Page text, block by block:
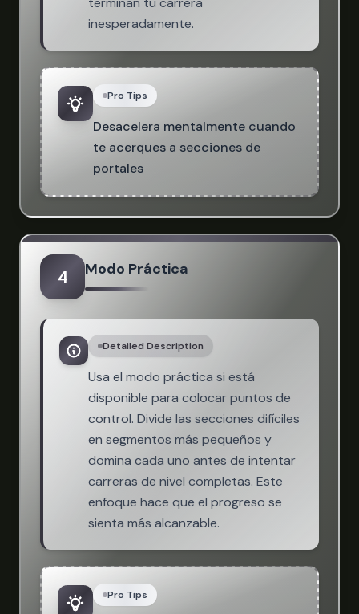
inesperadamente.
Pro Tips
Desacelera mentalmente cuando
te acerques a secciones de
portales
4 Modo Práctica
Detailed Description
Usa el modo práctica si está
disponible para colocar puntos de
control. Divide las secciones difíciles
en segmentos más pequeños y
domina cada uno antes de intentar
carreras de nivel completas. Este
enfoque hace que el progreso se
sienta más alcanzable.
Pro Tips